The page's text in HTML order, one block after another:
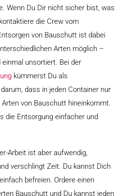
Wenn Du Dir nicht sicher bist, was
die Crew vom
von Bauschutt ist dabei
Arten möglich –
unsortiert. Bei der
kümmerst Du als
dass in jeden Container nur
von Bauschutt hineinkommt.
die Entsorgung einfacher und
Arbeit ist aber aufwendig,
verschlingt Zeit. Du kannst Dich
befreien. Ordere einen
Bauschutt und Du kannst jeden